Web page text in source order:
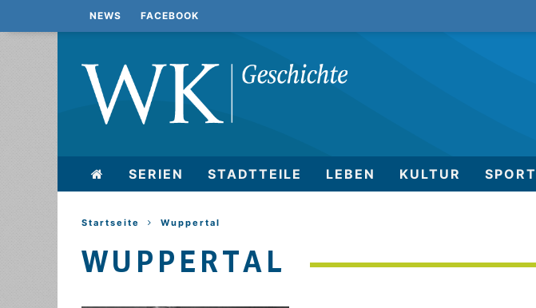
NEWS FACEBOOK
SERIEN STADTTEILE LEBEN KULTUR SPORT
Startseite Wuppertal
WUPPERTAL